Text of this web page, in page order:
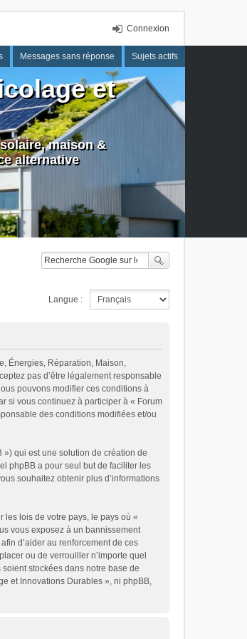
Connexion
Messages sans réponse Sujets actifs
et
maison &
alternative
Langue :
Énergies, Réparation, Maison,
pas d’être légalement responsable
pouvons modifier ces conditions à
si vous continuez à participer à « Forum
des conditions modifiées et/ou
qui est une solution de création de
phpBB a pour seul but de faciliter les
souhaitez obtenir plus d’informations
les lois de votre pays, le pays où «
vous exposez à un bannissement
d’aider au renforcement de ces
ou de verrouiller n’importe quel
stockées dans notre base de
et Innovations Durables », ni phpBB,